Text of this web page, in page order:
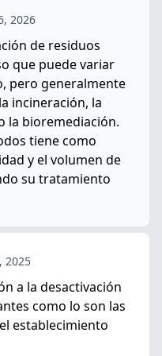
2026
de residuos
que puede variar
pero generalmente
incineración, la
la bioremediación.
tiene como
y el volumen de
su tratamiento
2025
a la desactivación
como lo son las
establecimiento